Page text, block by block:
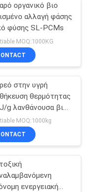
9
οργανικό βιο
αλλαγή φάσης
φύσης SL-PCMs
MOQ:1000KG
στην υγρή
θερμότητας
g λανθάνουσα βιο
PCM
MOQ:1000kg
ενεργειακή